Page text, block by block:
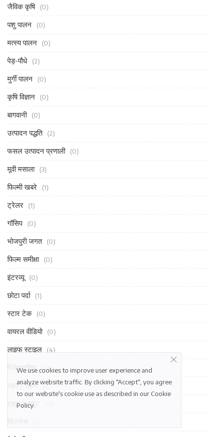
जैविक कृषि (0)
पशु पालन (0)
मत्स्य पालन (0)
पेड़-पौधे (2)
मुर्गी पालन (0)
कृषि विज्ञान (0)
बागवानी (0)
उत्पादन पद्धति (2)
फसल उत्पादन प्रणाली (0)
मूवी मसाला (3)
फिल्मी खबरे (1)
ट्रेलर (1)
गॉसिप (0)
भोजपुरी जगत (0)
फिल्म समीक्षा (0)
इंटरव्यू (0)
छोटा पर्दा (1)
स्टार टेक (0)
वायरल वीडियो (0)
लाइफ स्टाइल (4)
रिलेशनशिप (0)
रहन / सहन (0)
राइट / डाइट
We use cookies to improve user experience and
analyze website traffic. By clicking “Accept“, you agree
to our website's cookie use as described in our Cookie
Policy